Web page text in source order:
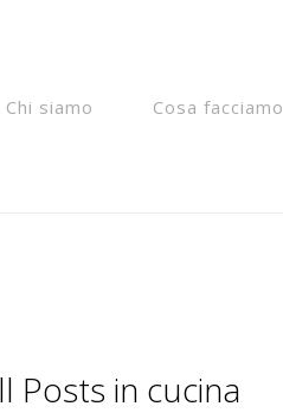
Chi siamo Cosa facciamo
Posts in cucina